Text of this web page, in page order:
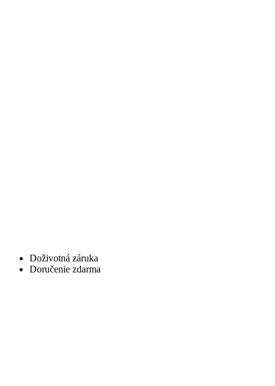
Doživotná záruka
Doručenie zdarma